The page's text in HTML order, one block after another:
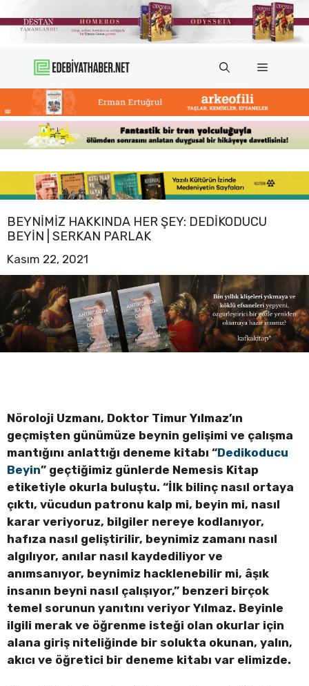
atla
Menü
BEYNIMIZ HAKKINDA HER ŞEY: DEDIKODUCU
BEYIN | SERKAN PARLAK
Kasım 22, 2021
Nöroloji Uzmanı, Doktor Timur Yılmaz’ın
geçmişten günümüze beynin gelişimi ve çalışma
mantığını anlattığı deneme kitabı “Dedikoducu
Beyin” geçtiğimiz günlerde Nemesis Kitap
etiketiyle okurla buluştu. “İlk bilinç nasıl ortaya
çıktı, vücudun patronu kalp mi, beyin mi, nasıl
karar veriyoruz, bilgiler nereye kodlanıyor,
hafıza nasıl geliştirilir, beynimiz zamanı nasıl
algılıyor, anılar nasıl kaydediliyor ve
anımsanıyor, beynimiz hacklenebilir mi, âşık
insanın beyni nasıl çalışıyor,” benzeri birçok
temel sorunun yanıtını veriyor Yılmaz. Beyinle
ilgili merak ve öğrenme isteği olan okurlar için
alana giriş niteliğinde bir solukta okunan, yalın,
akıcı ve öğretici bir deneme kitabı var elimizde.